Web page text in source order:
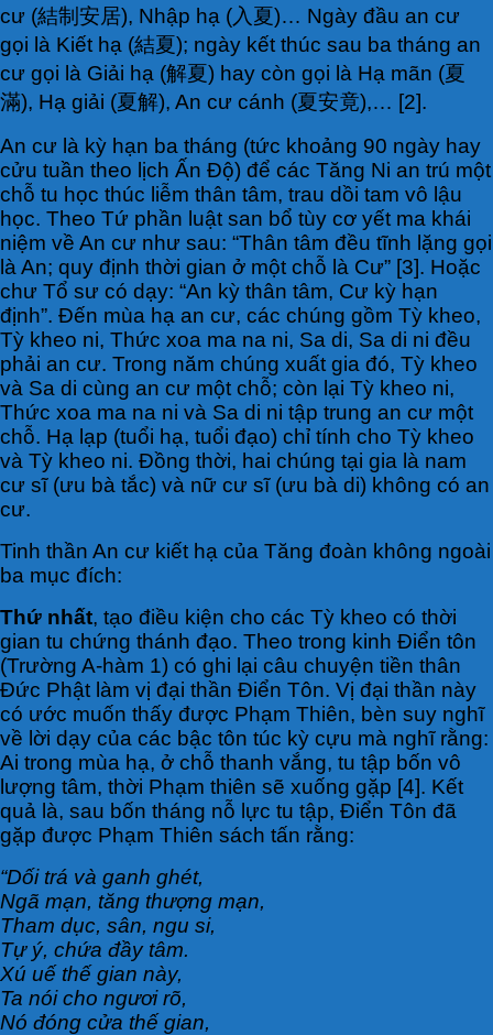
cư (結制安居), Nhập hạ (入夏)… Ngày đầu an cư
gọi là Kiết hạ (結夏); ngày kết thúc sau ba tháng an
cư gọi là Giải hạ (解夏) hay còn gọi là Hạ mãn (夏
滿), Hạ giải (夏解), An cư cánh (夏安竟),… [2].
An cư là kỳ hạn ba tháng (tức khoảng 90 ngày hay
cửu tuần theo lịch Ấn Độ) để các Tăng Ni an trú một
chỗ tu học thúc liễm thân tâm, trau dồi tam vô lậu
học. Theo Tứ phần luật san bổ tùy cơ yết ma khái
niệm về An cư như sau: “Thân tâm đều tĩnh lặng gọi
là An; quy định thời gian ở một chỗ là Cư” [3]. Hoặc
chư Tổ sư có dạy: “An kỳ thân tâm, Cư kỳ hạn
định”. Đến mùa hạ an cư, các chúng gồm Tỳ kheo,
Tỳ kheo ni, Thức xoa ma na ni, Sa di, Sa di ni đều
phải an cư. Trong năm chúng xuất gia đó, Tỳ kheo
và Sa di cùng an cư một chỗ; còn lại Tỳ kheo ni,
Thức xoa ma na ni và Sa di ni tập trung an cư một
chỗ. Hạ lạp (tuổi hạ, tuổi đạo) chỉ tính cho Tỳ kheo
và Tỳ kheo ni. Đồng thời, hai chúng tại gia là nam
cư sĩ (ưu bà tắc) và nữ cư sĩ (ưu bà di) không có an
cư.
Tinh thần An cư kiết hạ của Tăng đoàn không ngoài
ba mục đích:
Thứ nhất, tạo điều kiện cho các Tỳ kheo có thời
gian tu chứng thánh đạo. Theo trong kinh Điển tôn
(Trường A-hàm 1) có ghi lại câu chuyện tiền thân
Đức Phật làm vị đại thần Điển Tôn. Vị đại thần này
có ước muốn thấy được Phạm Thiên, bèn suy nghĩ
về lời dạy của các bậc tôn túc kỳ cựu mà nghĩ rằng:
Ai trong mùa hạ, ở chỗ thanh vắng, tu tập bốn vô
lượng tâm, thời Phạm thiên sẽ xuống gặp [4]. Kết
quả là, sau bốn tháng nỗ lực tu tập, Điển Tôn đã
gặp được Phạm Thiên sách tấn rằng:
“Dối trá và ganh ghét,
Ngã mạn, tăng thượng mạn,
Tham dục, sân, ngu si,
Tự ý, chứa đầy tâm.
Xú uế thế gian này,
Ta nói cho ngươi rõ,
Nó đóng cửa thế gian,